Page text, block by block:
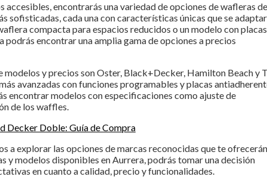
encontrarás una variedad de opciones de wafleras de
sofisticadas, cada una con características únicas que se
compacta para espacios reducidos o un modelo con placas
encontrar una amplia gama de opciones a precios
modelos y precios son Oster, Black+Decker, Hamilton Beach y
avanzadas con funciones programables y placas
encontrar modelos con especificaciones como ajuste de
de los waffles.
Decker Doble: Guía de Compra
a explorar las opciones de marcas reconocidas que te ofrecerán
y modelos disponibles en Aurrera, podrás tomar una decisión
en cuanto a calidad, precio y funcionalidades.